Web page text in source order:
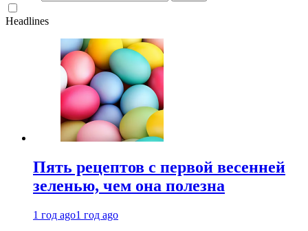
Headlines
Пять рецептов с первой весенней
зеленью, чем она полезна
1 год ago1 год ago